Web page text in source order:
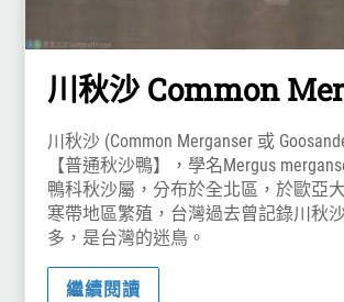
川秋沙 Common
川秋沙 (Common Merganser 或
【普通秋沙鴨】，學名Mergus
鴨科秋沙屬，分布於全北區，於歐亞
寒帶地區繁殖，台灣過去曾記錄川秋
多，是台灣的迷鳥。
繼續閱讀